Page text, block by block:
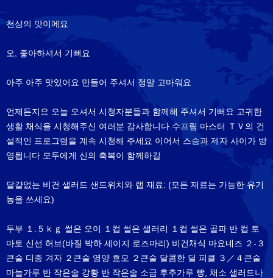
천상의 맛이에요
오, 좋아하셔서 기뻐요
아주 아주 맛있어요 만들어 주셔서 정말 고마워요
언제든지요 오늘 오셔서 시청자분들과 함께해 주셔서 기뻐요 고귀한
생활 채식을 시청해주신 여러분 감사합니다 수프림 마스터 ＴＶ의 건
설적인 프로그램을 계속 시청해 주세요 이어서 스승과 제자 사이가 방
영됩니다 모두에게 신의 축복이 함께하길
달걀없는 비건 샐러드 샌드위치와 랩 재료: (모든 재료는 가능한 유기
농을 쓰세요)
두부 １.５ｋｇ 썰은 오이 １컵 썰은 샐러리 １컵 썰은 골파 반 컵 토
마토 신선 허브(바질 박하 세이지 로즈마리) 비건채식 마요네즈 ２-３
큰술 디종 겨자 ２큰술 영양 효모 ２큰술 달콤한 딜 피클 ３／４큰술
마늘가루 반 작은술 강황 반 작은술 소금 후추가루 빵, 채소 샐러드나